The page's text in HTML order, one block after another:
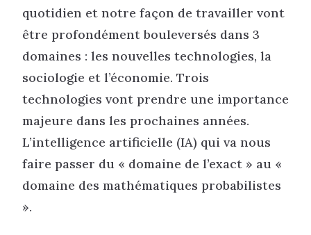
quotidien et notre façon de travailler vont
être profondément bouleversés dans 3
domaines : les nouvelles technologies, la
sociologie et l’économie. Trois
technologies vont prendre une importance
majeure dans les prochaines années.
L’intelligence artificielle (IA) qui va nous
faire passer du « domaine de l’exact » au «
domaine des mathématiques probabilistes
».